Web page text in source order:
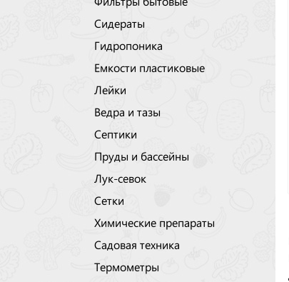
Сидераты
Гидропоника
Емкости пластиковые
Лейки
Ведра и тазы
Септики
Пруды и бассейны
Лук-севок
Сетки
Химические препараты
Садовая техника
Термометры